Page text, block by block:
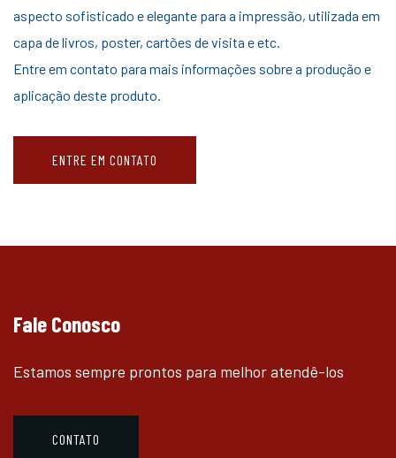
aspecto sofisticado e elegante para a impressão, utilizada em
capa de livros, poster, cartões de visita e etc.
Entre em contato para mais informações sobre a produção e
aplicação deste produto.
ENTRE EM CONTATO
Fale Conosco
Estamos sempre prontos para melhor atendê-los
CONTATO